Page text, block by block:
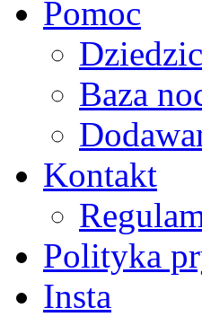
Pomoc
Baza
Kontakt
Polityka
Insta